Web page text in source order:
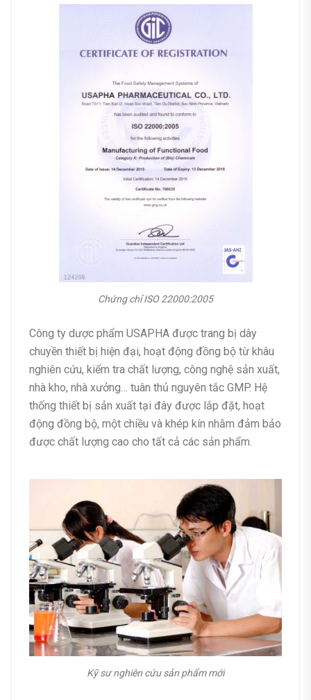
Chứng chỉ ISO 22000:2005
Công ty dược phẩm USAPHA được trang bị dây
chuyền thiết bị hiện đại, hoạt động đồng bộ từ khâu
nghiên cứu, kiểm tra chất lượng, công nghệ sản xuất,
nhà kho, nhà xưởng… tuân thủ nguyên tắc GMP. Hệ
thống thiết bị sản xuất tại đây được lắp đặt, hoạt
động đồng bộ, một chiều và khép kín nhằm đảm bảo
được chất lượng cao cho tất cả các sản phẩm.
Kỹ sư nghiên cứu sản phẩm mới